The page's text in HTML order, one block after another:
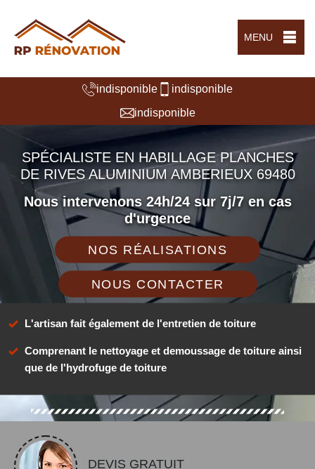
MENU
indisponible
indisponible
indisponible
SPÉCIALISTE EN HABILLAGE PLANCHES
DE RIVES ALUMINIUM AMBERIEUX 69480
Nous intervenons 24h/24 sur 7j/7 en cas
d'urgence
NOS RÉALISATIONS
NOUS CONTACTER
L'artisan fait également de l'entretien de toiture
Comprenant le nettoyage et demoussage de toiture ainsi
que de l'hydrofuge de toiture
DEVIS GRATUIT